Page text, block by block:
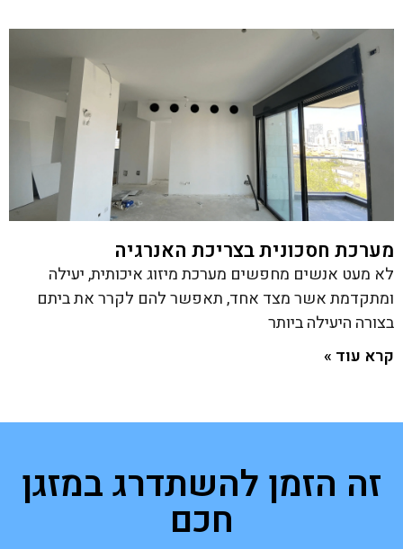
מערכת חסכונית בצריכת האנרגיה
לא מעט אנשים מחפשים מערכת מיזוג איכותית, יעילה
ומתקדמת אשר מצד אחד, תאפשר להם לקרר את ביתם
בצורה היעילה ביותר
קרא עוד »
זה הזמן להשתדרג במזגן
חכם